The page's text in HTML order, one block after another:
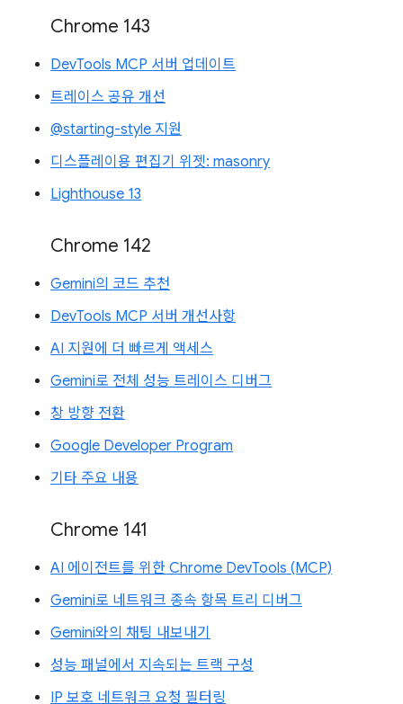
Chrome 143
DevTools MCP 서버 업데이트
트레이스 공유 개선
@starting-style 지원
디스플레이용 편집기 위젯: masonry
Lighthouse 13
Chrome 142
Gemini의 코드 추천
DevTools MCP 서버 개선사항
AI 지원에 더 빠르게 액세스
Gemini로 전체 성능 트레이스 디버그
창 방향 전환
Google Developer Program
기타 주요 내용
Chrome 141
AI 에이전트를 위한 Chrome DevTools (MCP)
Gemini로 네트워크 종속 항목 트리 디버그
Gemini와의 채팅 내보내기
성능 패널에서 지속되는 트랙 구성
IP 보호 네트워크 요청 필터링